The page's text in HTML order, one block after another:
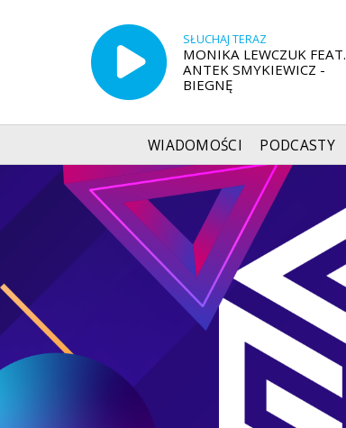
SŁUCHAJ TERAZ
MONIKA LEWCZUK FEAT.
ANTEK SMYKIEWICZ -
BIEGNĘ
WIADOMOŚCI PODCASTY